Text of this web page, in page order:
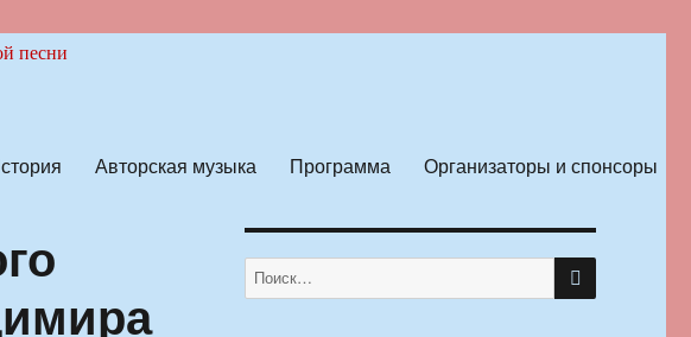
Авторская музыка Программа Организаторы и спонсоры
Искать: ПОИСК